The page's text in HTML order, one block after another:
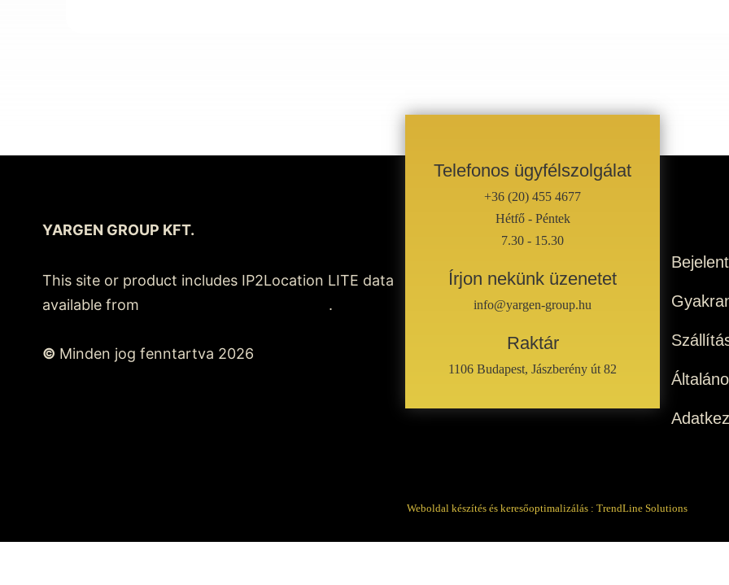
YARGEN GROUP KFT.
This site or product includes IP2Location LITE data
available from
.
© Minden jog fenntartva 2026
Telefonos ügyfélszolgálat
+36 (20) 455 4677
Hétfő - Péntek
7.30 - 15.30
Írjon nekünk üzenetet
info@yargen-group.hu
Raktár
1106 Budapest, Jászberény út 82
Weboldal készítés és keresőoptimalizálás : TrendLine Solutions